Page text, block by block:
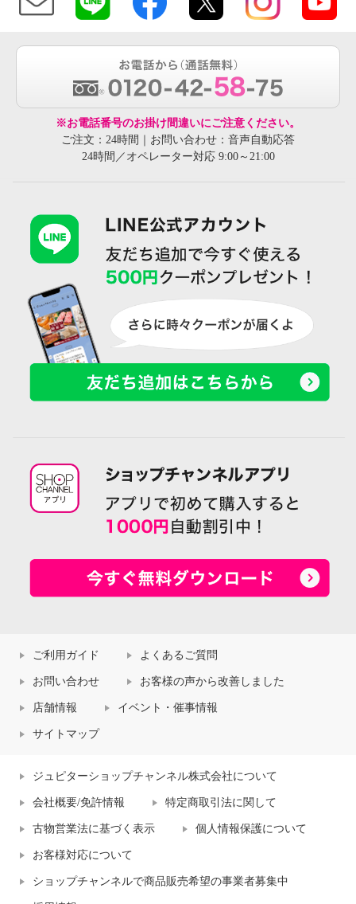
※お電話番号のお掛け間違いにご注意ください。
ご注文：24時間｜お問い合わせ：音声自動応答
24時間／オペレーター対応 9:00～21:00
ご利用ガイド よくあるご質問
お問い合わせ お客様の声から改善しました
店舗情報 イベント・催事情報
サイトマップ
ジュピターショップチャンネル株式会社について
会社概要/免許情報 特定商取引法に関して
古物営業法に基づく表示 個人情報保護について
お客様対応について
ショップチャンネルで商品販売希望の事業者募集中